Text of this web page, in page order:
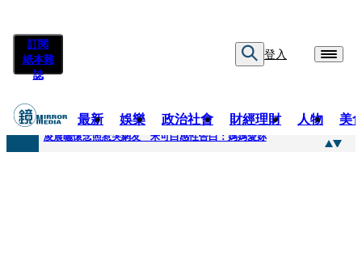
訂閱
紙本雜
誌
登入
最新 娛樂 政治社會 財經理財 人物 美
快訊
凌晨曬懷念照惹哭網友 米可白感性告白：媽媽愛妳